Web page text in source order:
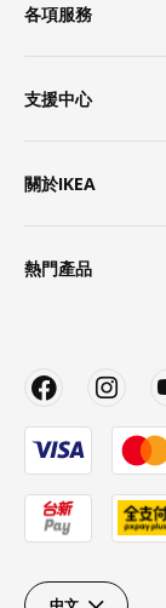
各項服務
支援中心
關於IKEA
熱門產品